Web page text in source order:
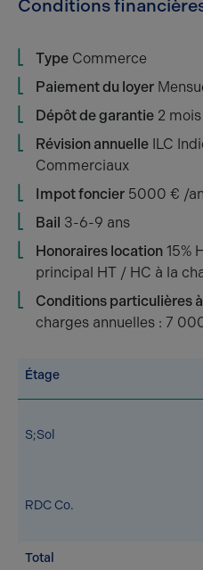
Conditions
Type Commerce
Paiement du loyer
Dépôt de garantie 2
Révision annuelle ILC
Commerciaux
Impot foncier 5000 € /an
Bail 3-6-9 ans
Honoraires location 15%
principal HT / HC à la
Conditions particulières
charges annuelles : 7
Étage
S;Sol
RDC Co.
Total